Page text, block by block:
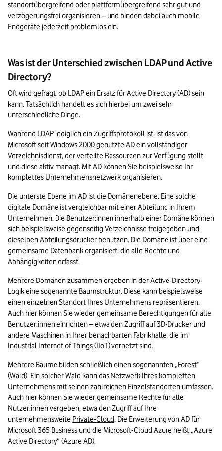
standortübergreifend oder plattformübergreifend sehr gut und
verzögerungsfrei organisieren – und binden dabei auch mobile
Endgeräte jederzeit problemlos ein.
Was ist der Unterschied zwischen LDAP und Active
Directory?
Oft wird gefragt, ob LDAP ein Ersatz für Active Directory (AD) sein
kann. Tatsächlich handelt es sich hierbei um zwei sehr
unterschiedliche Dinge.
Während LDAP lediglich ein Zugriffsprotokoll ist, ist das von
Microsoft seit Windows 2000 genutzte AD ein vollständiger
Verzeichnisdienst, der verteilte Ressourcen zur Verfügung stellt
und diese aktiv managt. Mit AD können Sie beispielsweise Ihr
komplettes Unternehmensnetzwerk organisieren.
Die unterste Ebene im AD ist die Domänenebene. Eine solche
digitale Domäne ist vergleichbar mit einer Abteilung in Ihrem
Unternehmen. Die Benutzer:innen innerhalb einer Domäne können
sich beispielsweise gegenseitig Verzeichnisse freigegeben und
dieselben Abteilungsdrucker benutzen. Die Domäne ist über eine
gemeinsame Datenbank organisiert, die alle Rechte und
Abhängigkeiten erfasst.
Mehrere Domänen zusammen ergeben in der Active-Directory-
Logik eine sogenannte Baumstruktur. Diese kann beispielsweise
einen einzelnen Standort Ihres Unternehmens repräsentieren.
Auch hier können Sie wieder gemeinsame Berechtigungen für alle
Benutzer:innen einrichten – etwa den Zugriff auf 3D-Drucker und
Industrial Internet of Things (IIoT) vernetzt sind.
Mehrere Bäume bilden schließlich einen sogenannten „Forest“
(Wald). Ein solcher Wald kann das Netzwerk Ihres kompletten
Unternehmens mit seinen zahlreichen Einzelstandorten umfassen.
Auch hier können Sie wieder gemeinsame Rechte für alle
Nutzer:innen vergeben, etwa den Zugriff auf Ihre
unternehmensweite Private-Cloud. Die Erweiterung von AD für
Microsoft 365 Business und die Microsoft-Cloud Azure heißt „Azure
Active Directory“ (Azure AD).